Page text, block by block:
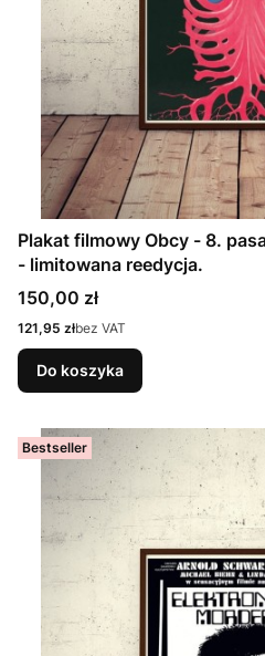
Plakat filmowy Obcy - 8.
- limitowana reedycja.
Cena
150,00 zł
Cena
121,95 złbez VAT
Do koszyka
Bestseller